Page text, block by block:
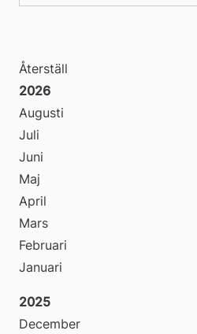
Återställ
2026
Augusti
Juli
Juni
Maj
April
Mars
Februari
Januari
2025
December